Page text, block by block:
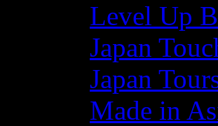
Level Up
Japan
Japan
Made in